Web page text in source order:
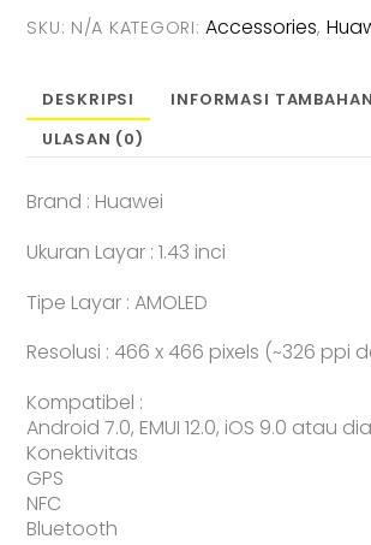
SKU: N/A KATEGORI:Accessories,
DESKRIPSI
INFORMASI TAMBAHAN
ULASAN (0)
Brand : Huawei
Ukuran Layar : 1.43 inci
Tipe Layar : AMOLED
Resolusi : 466 x 466 pixels (~326 ppi
Kompatibel :
Android 7.0, EMUI 12.0, iOS 9.0 atau
Konektivitas
GPS
NFC
Bluetooth